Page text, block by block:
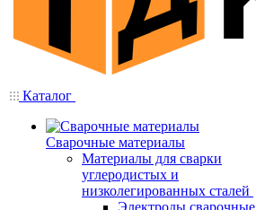
Каталог
Сварочные материалы
Материалы для сварки
углеродистых и
низколегированных сталей
Электроды сварочные